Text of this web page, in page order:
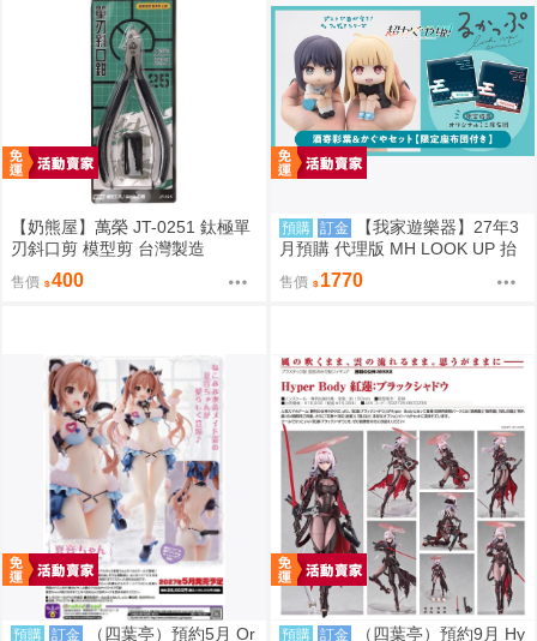
【奶熊屋】萬榮 JT-0251 鈦極單
刃斜口剪 模型剪 台灣製造
售價 400
預購 訂金
【我家遊樂器】27年3
月預購 代理版 MH LOOK UP 抬
頭系列 超時空輝夜姬！酒寄彩葉
&輝耀 特典版
售價 1770
預購 訂金
（四葉亭）預約5月 Or
預購 訂金
（四葉亭）預約9月 Hy